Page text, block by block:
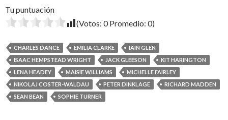
Tu puntuación
(Votos: 0Promedio: 0)
CHARLES DANCE EMILIA CLARKE
IAIN GLEN
ISAAC HEMPSTEAD WRIGHT
JACK GLEESON
KIT HARINGTON
LENA HEADEY
MAISIE WILLIAMS
MICHELLE FAIRLEY
NIKOLAJ COSTER-WALDAU
PETER DINKLAGE
RICHARD MADDEN
SEAN BEAN
SOPHIE TURNER